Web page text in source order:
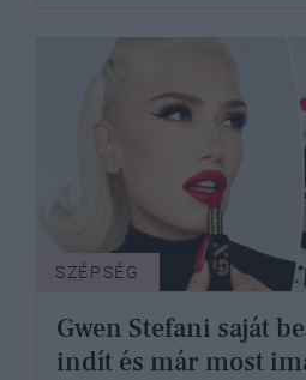
SZÉPSÉG
Gwen Stefani saját
indít és már most